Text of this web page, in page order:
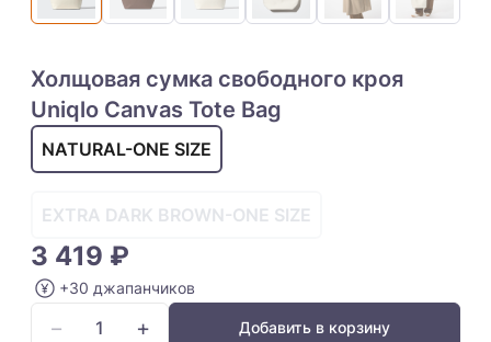
Холщовая сумка свободного кроя
Uniqlo Canvas Tote Bag
NATURAL-ONE SIZE
EXTRA DARK BROWN-ONE SIZE
3 419 ₽
+30 джапанчиков
− + Добавить в корзину